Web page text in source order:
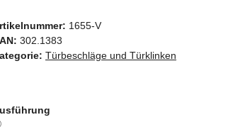
1655-V
302.1383
Türbeschläge und Türklinken